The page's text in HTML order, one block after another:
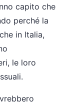
capito che
perché la
in Italia,
le loro